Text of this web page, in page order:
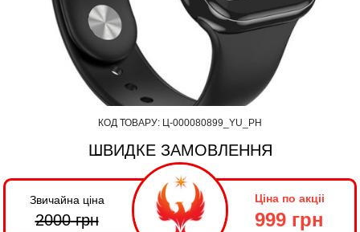
КОД ТОВАРУ: Ц-000080899_YU_PH
ШВИДКЕ ЗАМОВЛЕННЯ
Звичайна ціна
2000грн
Ціна по акціі
999 грн